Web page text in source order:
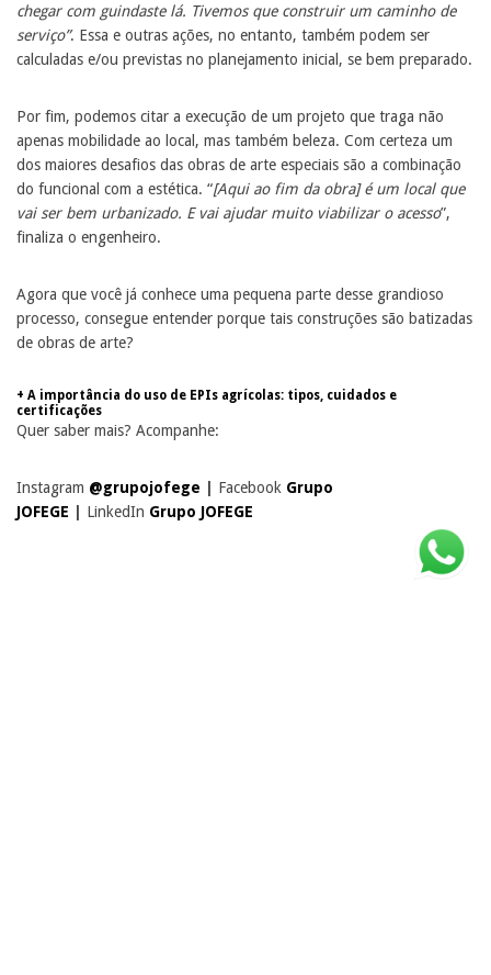
chegar com guindaste lá. Tivemos que construir um caminho de
serviço”. Essa e outras ações, no entanto, também podem ser
calculadas e/ou previstas no planejamento inicial, se bem preparado.
Por fim, podemos citar a execução de um projeto que traga não
apenas mobilidade ao local, mas também beleza. Com certeza um
dos maiores desafios das obras de arte especiais são a combinação
do funcional com a estética. “[Aqui ao fim da obra] é um local que
vai ser bem urbanizado. E vai ajudar muito viabilizar o acesso”,
finaliza o engenheiro.
Agora que você já conhece uma pequena parte desse grandioso
processo, consegue entender porque tais construções são batizadas
de obras de arte?
+ A importância do uso de EPIs agrícolas: tipos, cuidados e
certificações
Quer saber mais? Acompanhe:
Instagram @grupojofege Facebook Grupo
JOFEGE
LinkedIn Grupo JOFEGE